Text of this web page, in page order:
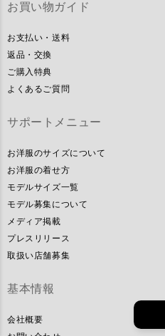
お買い物ガイド
お支払い・送料
返品・交換
ご購入特典
よくあるご質問
サポートメニュー
お洋服のサイズについて
お洋服の着せ方
モデルサイズ一覧
モデル募集について
メディア掲載
プレスリリース
取扱い店舗募集
基本情報
会社概要